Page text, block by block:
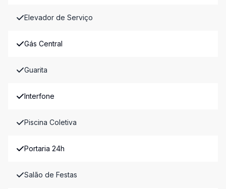
Elevador de Serviço
Gás Central
Guarita
Interfone
Piscina Coletiva
Portaria 24h
Salão de Festas